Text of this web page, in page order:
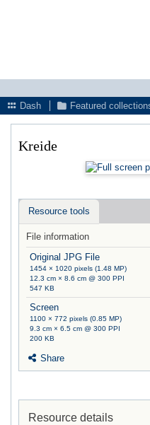
Dash
Featured
Kreide
Resource tools
File information
Original JPG File
1454 × 1020 pixels (1.48 MP)
12.3 cm × 8.6 cm @ 300 PPI
547 KB
Screen
1100 × 772 pixels (0.85 MP)
9.3 cm × 6.5 cm @ 300 PPI
200 KB
Share
Resource details